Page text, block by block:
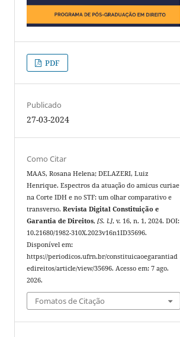
PDF
Publicado
27-03-2024
Como Citar
MAAS, Rosana Helena; DELAZERI, Luiz
Henrique. Espectros da atuação do amicus curiae
na Corte IDH e no STF: um olhar comparativo e
transverso.Revista Digital Constituição e
Garantia de Direitos,[S. l.], v. 16, n. 1, 2024. DOI:
10.21680/1982-310X.2023v16n1ID35696.
Disponível em:
https://periodicos.ufrn.br/constituicaoegarantiad
edireitos/article/view/35696. Acesso em: 7 ago.
2026.
Fomatos de Citação